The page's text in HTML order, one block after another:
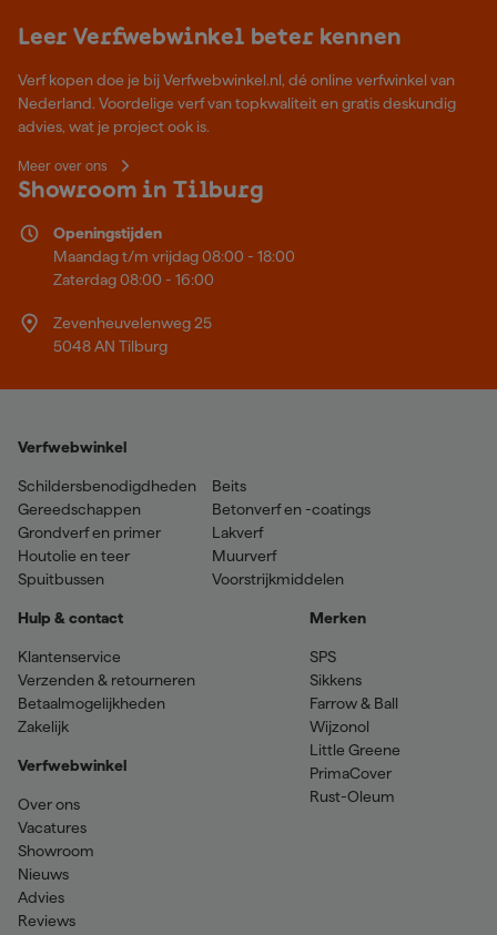
Leer Verfwebwinkel beter kennen
Verf kopen doe je bij Verfwebwinkel.nl, dé online verfwinkel van
Nederland. Voordelige verf van topkwaliteit en gratis deskundig
advies, wat je project ook is.
Meer over ons
Showroom in Tilburg
Openingstijden
Maandag t/m vrijdag 08:00 - 18:00
Zaterdag 08:00 - 16:00
Zevenheuvelenweg 25
5048 AN Tilburg
Verfwebwinkel
Schildersbenodigdheden
Gereedschappen
Grondverf en primer
Houtolie en teer
Spuitbussen
Beits
Betonverf en -coatings
Lakverf
Muurverf
Voorstrijkmiddelen
Hulp & contact
Klantenservice
Verzenden & retourneren
Betaalmogelijkheden
Zakelijk
Verfwebwinkel
Over ons
Vacatures
Showroom
Nieuws
Advies
Reviews
Merken
SPS
Sikkens
Farrow & Ball
Wijzonol
Little Greene
PrimaCover
Rust-Oleum